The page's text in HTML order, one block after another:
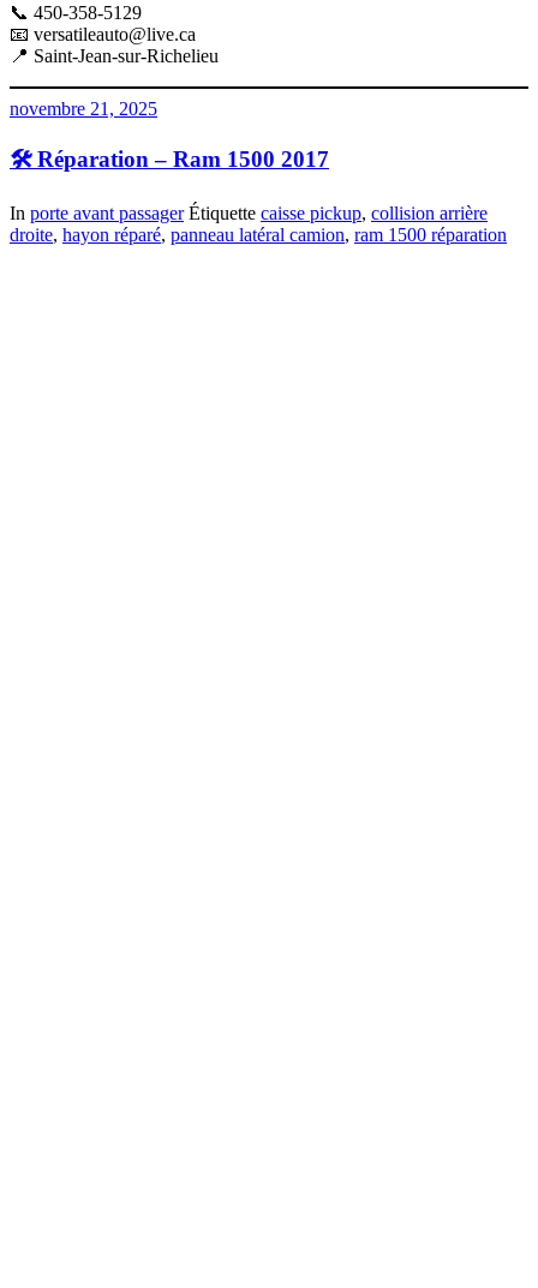
📞 450-358-5129
📧 versatileauto@live.ca
📍 Saint-Jean-sur-Richelieu
novembre 21, 2025
🛠️ Réparation – Ram 1500 2017
In porte avant passager Étiquette caisse pickup, collision arrière
droite, hayon réparé, panneau latéral camion, ram 1500 réparation